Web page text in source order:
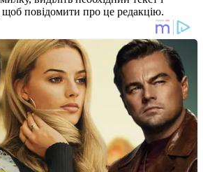
щоб повідомити про це редакцію.